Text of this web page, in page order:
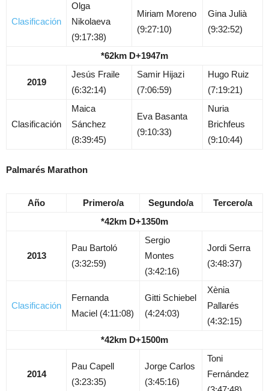
Clasificación
Olga
Nikolaeva
(9:17:38)
Miriam Moreno
(9:27:10)
Gina Julià
(9:32:52)
*62km D+1947m
2019
Jesús Fraile
(6:32:14)
Samir Hijazi
(7:06:59)
Hugo Ruiz
(7:19:21)
Clasificación
Maica
Sánchez
(8:39:45)
Eva Basanta
(9:10:33)
Nuria
Brichfeus
(9:10:44)
Palmarés Marathon
Año Primero/a Segundo/a
Tercero/a
*42km D+1350m
2013
Pau Bartoló
(3:32:59)
Sergio
Montes
(3:42:16)
Jordi Serra
(3:48:37)
Clasificación
Fernanda
Maciel (4:11:08)
Gitti Schiebel
(4:24:03)
Xènia
Pallarés
(4:32:15)
*42km D+1500m
2014
Pau Capell
(3:23:35)
Jorge Carlos
(3:45:16)
Toni
Fernández